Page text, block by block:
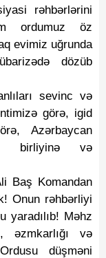
rəhbərlərini
ordumuz öz
evimiz uğrunda
dözüb
sevinc və
görə, igid
Azərbaycan
birliyinə və
Baş Komandan
Onun rəhbərliyi
yaradılıb! Məhz
əzmkarlığı və
düşməni